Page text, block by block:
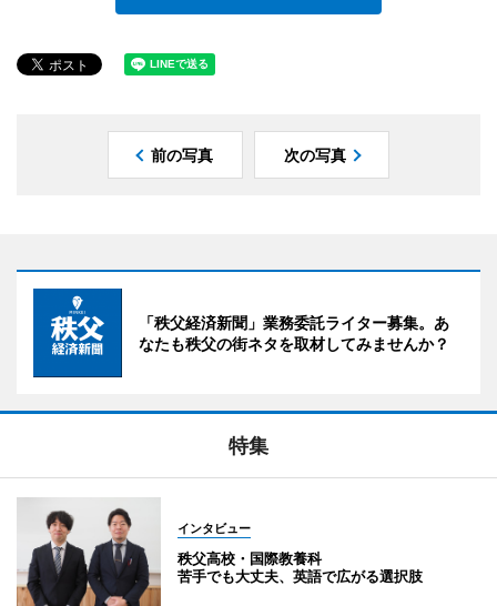
前の写真 次の写真
「秩父経済新聞」業務委託ライター募集。あ
なたも秩父の街ネタを取材してみませんか？
特集
インタビュー
秩父高校・国際教養科
苦手でも大丈夫、英語で広がる選択肢